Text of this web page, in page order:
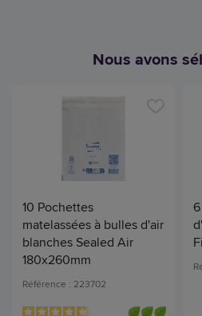
Nous avons
10 Pochettes
matelassées à bulles d'air
blanches Sealed Air
180x260mm
Référence : 223702